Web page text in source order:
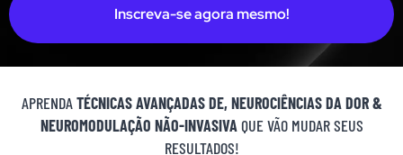
Inscreva-se agora mesmo!
APRENDATÉCNICAS AVANÇADAS DE, NEUROCIÊNCIAS DA DOR &
NEUROMODULAÇÃO NÃO-INVASIVAQUE VÃO MUDAR SEUS
RESULTADOS!